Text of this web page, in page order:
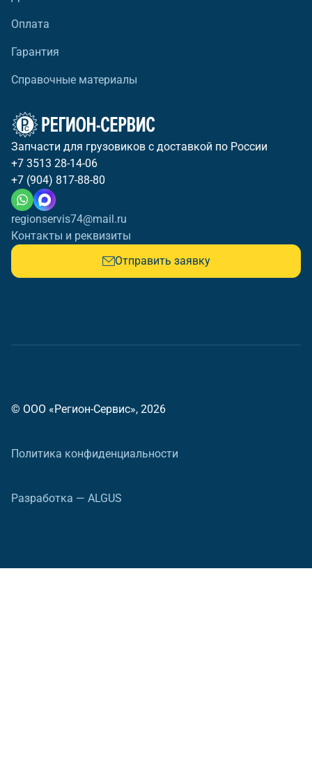
Оплата
Гарантия
Справочные материалы
Запчасти для грузовиков с доставкой по России
+7 3513 28-14-06
+7 (904) 817-88-80
regionservis74@mail.ru
Контакты и реквизиты
Отправить заявку
© ООО «Регион-Сервис», 2026
Политика конфиденциальности
Разработка — ALGUS